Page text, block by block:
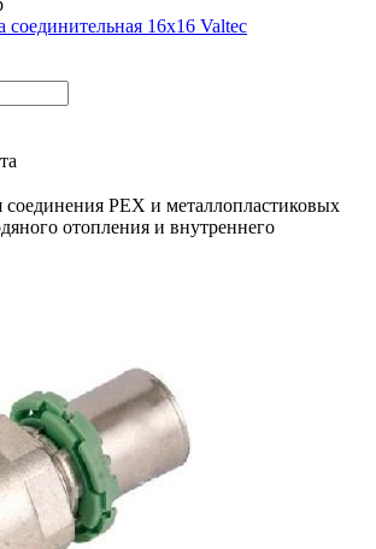
16х16 Valtec
соединения PEX и металлопластиковых
отопления и внутреннего